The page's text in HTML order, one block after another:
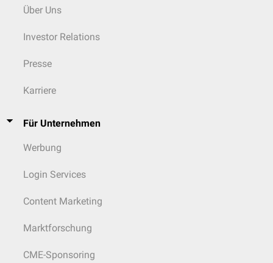
Über Uns
Investor Relations
Presse
Karriere
Für Unternehmen
Werbung
Login Services
Content Marketing
Marktforschung
CME-Sponsoring